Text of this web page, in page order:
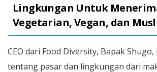
Lingkungan Untuk
Vegetarian, Vegan, dan
CEO dari Food Diversity, Bapak
tentang pasar dan lingkungan dari